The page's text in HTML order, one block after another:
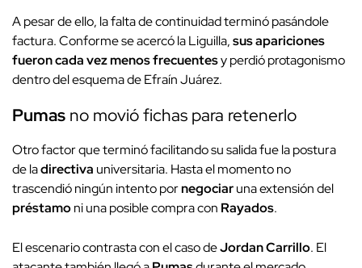
A pesar de ello, la falta de continuidad terminó pasándole
factura. Conforme se acercó la Liguilla,sus apariciones
fueron cada vez menos frecuentesy perdió protagonismo
dentro del esquema de Efraín Juárez.
Pumas no movió fichas para retenerlo
Otro factor que terminó facilitando su salida fue la postura
de ladirectiva universitaria. Hasta el momento no
trascendió ningún intento pornegociaruna extensión del
préstamoni una posible compra con Rayados.
El escenario contrasta con el caso deJordan Carrillo. El